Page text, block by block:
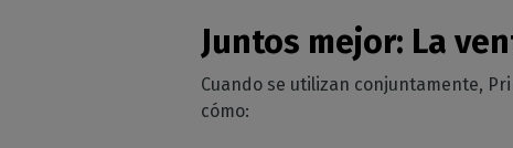
Juntos mejor: La
Cuando se utilizan conjuntamente,
cómo: